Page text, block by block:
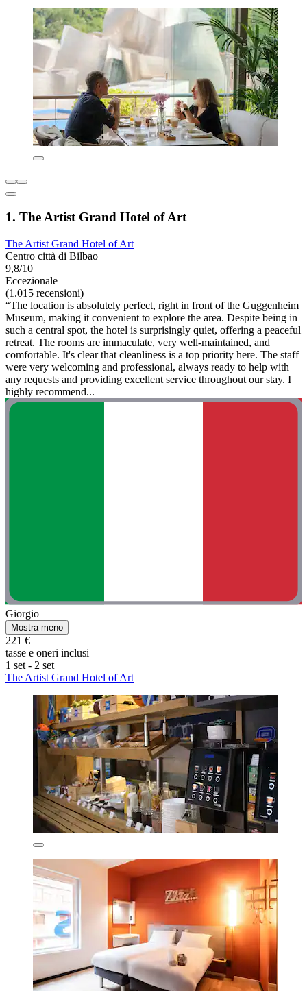
1. The Artist Grand Hotel of Art
The Artist Grand Hotel of Art
Centro città di Bilbao
9,8/10
Eccezionale
(1.015 recensioni)
“The location is absolutely perfect, right in front of the Guggenheim
Museum, making it convenient to explore the area. Despite being in
such a central spot, the hotel is surprisingly quiet, offering a peaceful
retreat. The rooms are immaculate, very well-maintained, and
comfortable. It's clear that cleanliness is a top priority here. The staff
were very welcoming and professional, always ready to help with
any requests and providing excellent service throughout our stay. I
highly recommend...
Giorgio
Mostra meno
221 €
tasse e oneri inclusi
1 set - 2 set
The Artist Grand Hotel of Art